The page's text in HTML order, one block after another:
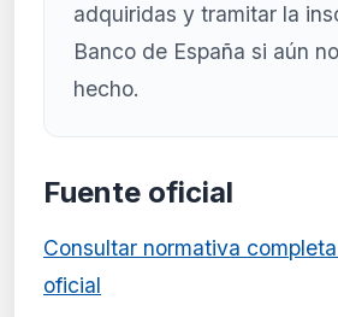
adquiridas y tramitar la
Banco de España si aún
hecho.
Fuente oficial
Consultar normativa
oficial